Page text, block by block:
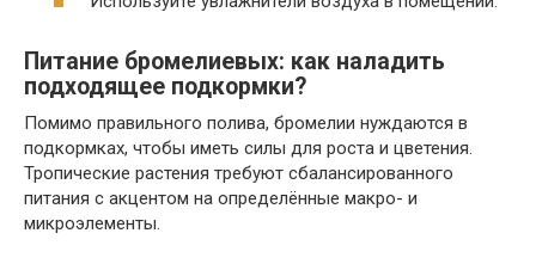
Питание бромелиевых: как наладить
подходящее подкормки?
Помимо правильного полива, бромелии нуждаются в
подкормках, чтобы иметь силы для роста и цветения.
Тропические растения требуют сбалансированного
питания с акцентом на определённые макро- и
микроэлементы.